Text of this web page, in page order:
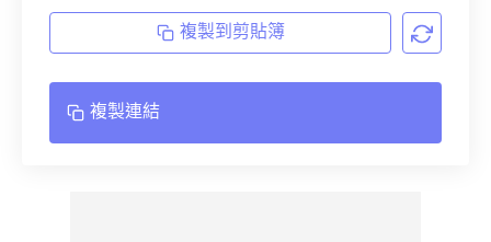
複製到剪貼簿
複製連結